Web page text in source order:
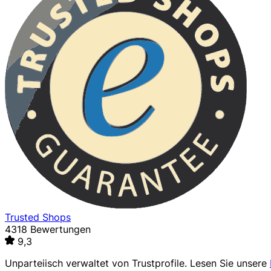
Trusted Shops
4318 Bewertungen
9,3
Unparteiisch verwaltet von Trustprofile. Lesen Sie unsere